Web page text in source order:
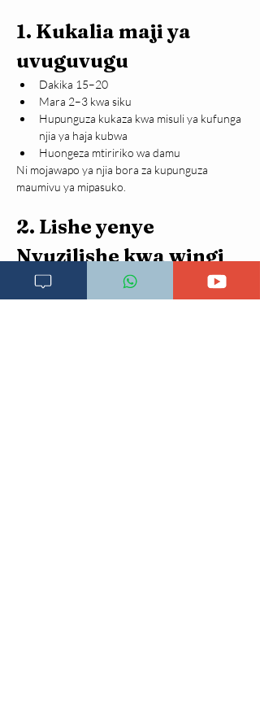
1. Kukalia maji ya
uvuguvugu
Dakika 15–20
Mara 2–3 kwa siku
Hupunguza kukaza kwa misuli ya kufunga
njia ya haja kubwa
Huongeza mtiririko wa damu
Ni mojawapo ya njia bora za kupunguza
maumivu ya mipasuko.
2. Lishe yenye
Nyuzilishe kwa wingi
Husaidia kinyesi kuwa laini na rahisi kutoka.
Vyanzo: